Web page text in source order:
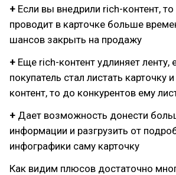
+ Если вы внедрили rich-контент, то
проводит в карточке больше
шансов закрыть на продажу
+ Еще rich-контент удлиняет ленту,
покупатель стал листать карточку
контент, то до конкурентов ему
+ Дает возможность донести
информации и разгрузить от
инфографики саму карточку
Как видим плюсов достаточно